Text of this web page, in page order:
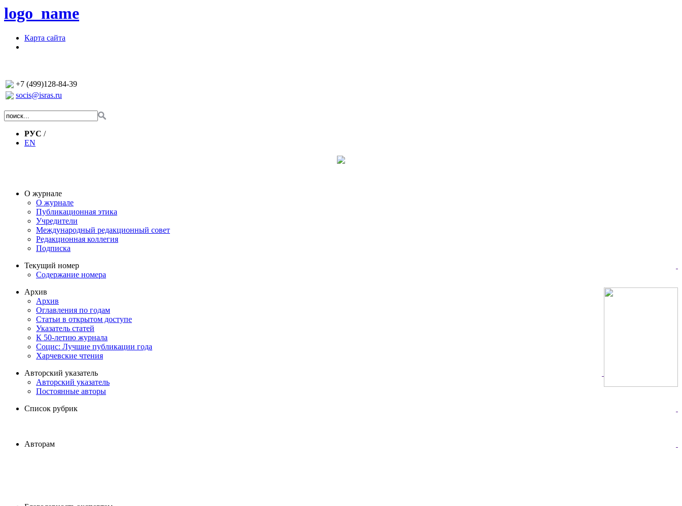
logo_name
Карта сайта
+7 (499)128-84-39
socis@isras.ru
РУС /
EN
О журнале
О журнале
Публикационная этика
Учредители
Международный редакционный совет
Редакционная коллегия
Подписка
Текущий номер
Содержание номера
Архив
Архив
Оглавления по годам
Статьи в открытом доступе
Указатель статей
К 50-летию журнала
Социс: Лучшие публикации года
Харчевские чтения
Авторский указатель
Авторский указатель
Постоянные авторы
Список рубрик
Авторам